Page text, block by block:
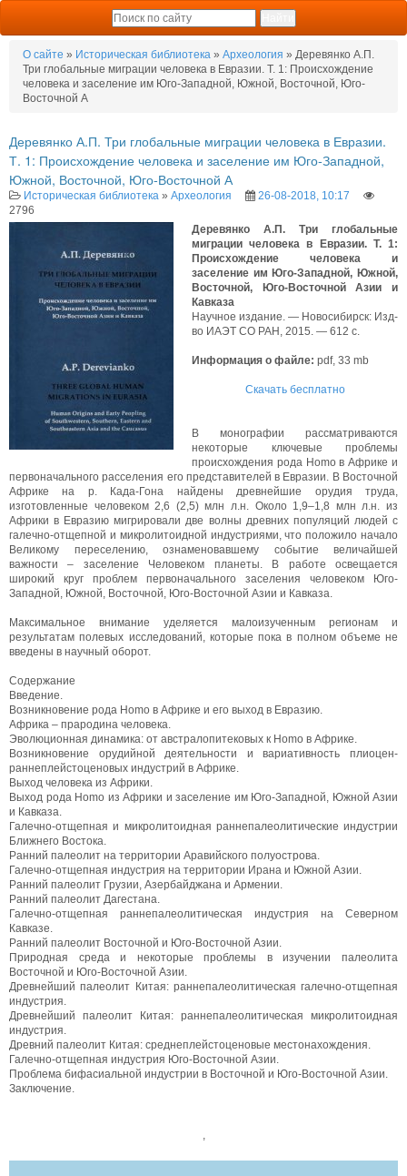
О сайте » Историческая библиотека » Археология » Деревянко А.П.
Три глобальные миграции человека в Евразии. Т. 1: Происхождение
человека и заселение им Юго-Западной, Южной, Восточной, Юго-
Восточной А
Деревянко А.П. Три глобальные миграции человека в Евразии.
Т. 1: Происхождение человека и заселение им Юго-Западной,
Южной, Восточной, Юго-Восточной А
Историческая библиотека » Археология
26-08-2018, 10:17
2796
Деревянко А.П. Три глобальные
миграции человека в Евразии. Т. 1:
Происхождение человека и
заселение им Юго-Западной, Южной,
Восточной, Юго-Восточной Азии и
Кавказа
Научное издание. — Новосибирск: Изд-
во ИАЭТ СО РАН, 2015. — 612 с.
Информация о файле: pdf, 33 mb
Скачать бесплатно
В монографии рассматриваются
некоторые ключевые проблемы
происхождения рода Homo в Африке и
первоначального расселения его представителей в Евразии. В Восточной
Африке на р. Када-Гона найдены древнейшие орудия труда,
изготовленные человеком 2,6 (2,5) млн л.н. Около 1,9–1,8 млн л.н. из
Африки в Евразию мигрировали две волны древних популяций людей с
галечно-отщепной и микролитоидной индустриями, что положило начало
Великому переселению, ознаменовавшему событие величайшей
важности – заселение Человеком планеты. В работе освещается
широкий круг проблем первоначального заселения человеком Юго-
Западной, Южной, Восточной, Юго-Восточной Азии и Кавказа.
Максимальное внимание уделяется малоизученным регионам и
результатам полевых исследований, которые пока в полном объеме не
введены в научный оборот.
Содержание
Введение.
Возникновение рода Homo в Африке и его выход в Евразию.
Африка – прародина человека.
Эволюционная динамика: от австралопитековых к Homo в Африке.
Возникновение орудийной деятельности и вариативность плиоцен-
раннеплейстоценовых индустрий в Африке.
Выход человека из Африки.
Выход рода Homo из Африки и заселение им Юго-Западной, Южной Азии
и Кавказа.
Галечно-отщепная и микролитоидная раннепалеолитические индустрии
Ближнего Востока.
Ранний палеолит на территории Аравийского полуострова.
Галечно-отщепная индустрия на территории Ирана и Южной Азии.
Ранний палеолит Грузии, Азербайджана и Армении.
Ранний палеолит Дагестана.
Галечно-отщепная раннепалеолитическая индустрия на Северном
Кавказе.
Ранний палеолит Восточной и Юго-Восточной Азии.
Природная среда и некоторые проблемы в изучении палеолита
Восточной и Юго-Восточной Азии.
Древнейший палеолит Китая: раннепалеолитическая галечно-отщепная
индустрия.
Древнейший палеолит Китая: раннепалеолитическая микролитоидная
индустрия.
Древний палеолит Китая: среднеплейстоценовые местонахождения.
Галечно-отщепная индустрия Юго-Восточной Азии.
Проблема бифасиальной индустрии в Восточной и Юго-Восточной Азии.
Заключение.
,